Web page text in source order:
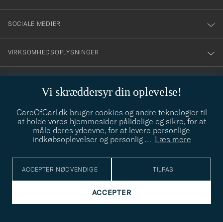
Vi skræddersyr din oplevelse!
CareOfCarl.dk bruger cookies og andre teknologier til
at holde vores hjemmesider pålidelige og sikre, for at
måle deres ydeevne, for at levere personlige
indkøbsoplevelser og personlig … Læs mere
ACCEPTER NØDVENDIGE TILPAS
ACCEPTER
SOCIALE MEDIER
VIRKSOMHEDSOPLYSNINGER
info@careofcarl.dk
Behøver du hjælp til at finde din stil? Lad os hjælpe dig, vi hjælper
gerne til!
STILRÅD